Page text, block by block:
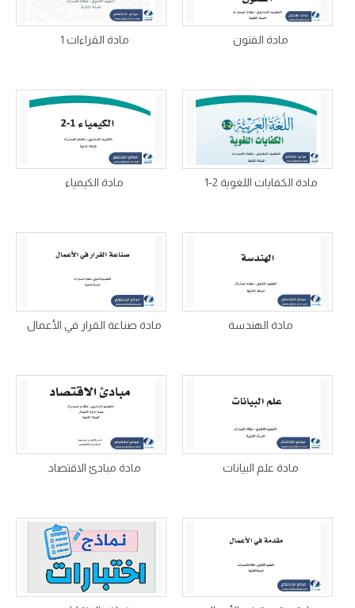
مادة الفنون مادة القراءات 1
مادة الكفايات اللغوية 2-1 مادة الكيمياء
مادة الهندسة مادة صناعة القرار في الأعمال
مادة علم البيانات مادة مبادئ الاقتصاد